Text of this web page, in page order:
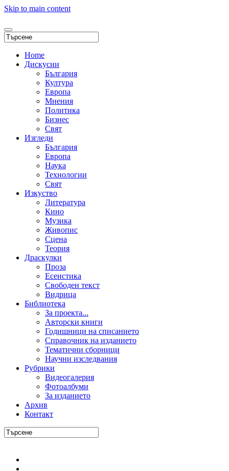
Skip to main content
Home
Дискусии
България
Култура
Европа
Мнения
Политика
Бизнес
Свят
Изгледи
България
Европа
Наука
Технологии
Свят
Изкуство
Литература
Кино
Музика
Живопис
Сцена
Теория
Драскулки
Проза
Есеистика
Свободен текст
Видрица
Библиотека
За проекта...
Авторски книги
Годишници на списанието
Справочник на изданието
Тематични сборници
Научни изследвания
Рубрики
Видеогалерия
Фотоалбуми
За изданието
Архив
Контакт